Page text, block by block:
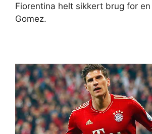
Fiorentina helt sikkert brug for
Gomez.